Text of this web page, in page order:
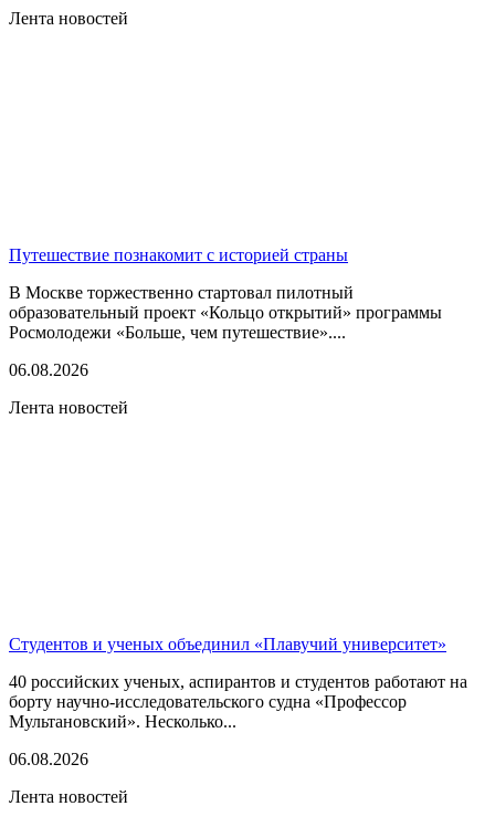
Лента новостей
Путешествие познакомит с историей страны
В Москве торжественно стартовал пилотный
образовательный проект «Кольцо открытий» программы
Росмолодежи «Больше, чем путешествие»....
06.08.2026
Лента новостей
Студентов и ученых объединил «Плавучий университет»
40 российских ученых, аспирантов и студентов работают на
борту научно-исследовательского судна «Профессор
Мультановский». Несколько...
06.08.2026
Лента новостей